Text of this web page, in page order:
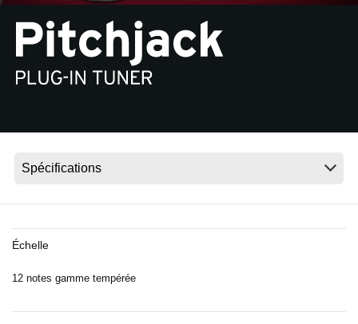
News
Lieu
Échelle
12 notes gamme tempérée